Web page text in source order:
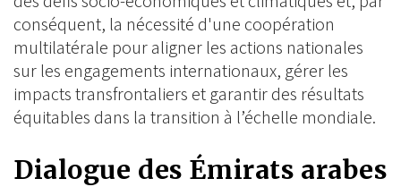
conséquent, la nécessité d'une coopération
multilatérale pour aligner les actions nationales
sur les engagements internationaux, gérer les
impacts transfrontaliers et garantir des résultats
équitables dans la transition à l’échelle mondiale.
Dialogue des Émirats arabes